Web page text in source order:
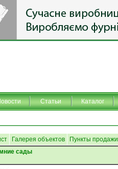
Статьи Каталог
Галерея объектов Пункты продажи
сады